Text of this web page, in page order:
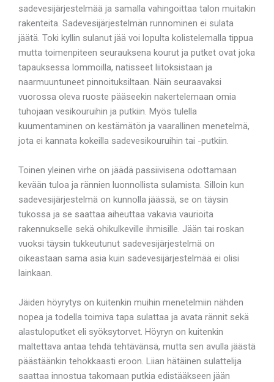
sadevesijärjestelmää ja samalla vahingoittaa talon muitakin
rakenteita. Sadevesijärjestelmän runnominen ei sulata
jäätä. Toki kyllin sulanut jää voi lopulta kolistelemalla tippua
mutta toimenpiteen seurauksena kourut ja putket ovat joka
tapauksessa lommoilla, natisseet liitoksistaan ja
naarmuuntuneet pinnoituksiltaan. Näin seuraavaksi
vuorossa oleva ruoste pääseekin nakertelemaan omia
tuhojaan vesikouruihin ja putkiin. Myös tulella
kuumentaminen on kestämätön ja vaarallinen menetelmä,
jota ei kannata kokeilla sadevesikouruihin tai -putkiin.
Toinen yleinen virhe on jäädä passiivisena odottamaan
kevään tuloa ja rännien luonnollista sulamista. Silloin kun
sadevesijärjestelmä on kunnolla jäässä, se on täysin
tukossa ja se saattaa aiheuttaa vakavia vaurioita
rakennukselle sekä ohikulkeville ihmisille. Jään tai roskan
vuoksi täysin tukkeutunut sadevesijärjestelmä on
oikeastaan sama asia kuin sadevesijärjestelmää ei olisi
lainkaan.
Jäiden höyrytys on kuitenkin muihin menetelmiin nähden
nopea ja todella toimiva tapa sulattaa ja avata rännit sekä
alastuloputket eli syöksytorvet. Höyryn on kuitenkin
maltettava antaa tehdä tehtävänsä, mutta sen avulla jäästä
päästäänkin tehokkaasti eroon. Liian hätäinen sulattelija
saattaa innostua takomaan putkia edistääkseen jään